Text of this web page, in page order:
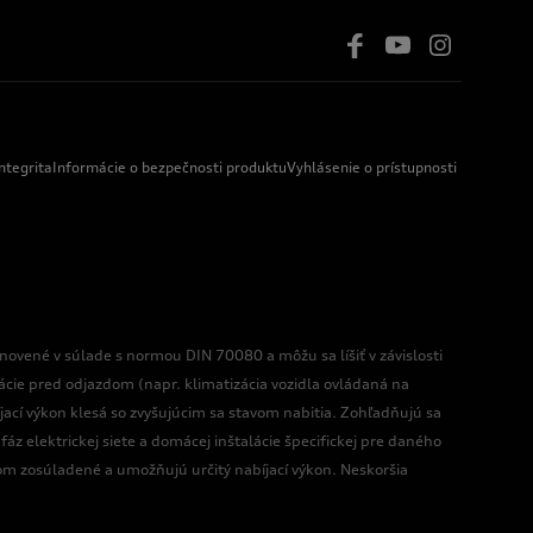
Informácie o bezpečnosti produktuVyhlásenie o prístupnosti
v súlade s normou DIN 70080 a môžu sa líšiť v závislosti
pred odjazdom (napr. klimatizácia vozidla ovládaná na
výkon klesá so zvyšujúcim sa stavom nabitia. Zohľadňujú sa
elektrickej siete a domácej inštalácie špecifickej pre daného
zosúladené a umožňujú určitý nabíjací výkon. Neskoršia